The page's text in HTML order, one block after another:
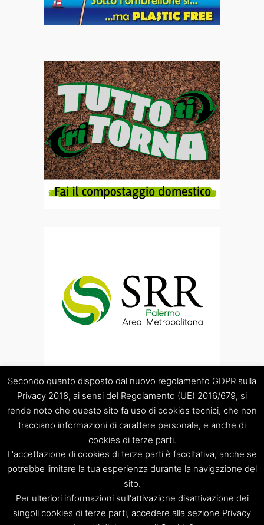
“Società Regolamentazione del servizio di gestione Rifiuti
“Palermo Area Metropolitana” S.C.p.A.
Sede legale: Palermo – Piazza Pretoria 1 – Sede amministrativa:
Palermo – Via Resuttana 360 – Capitale sociale: Euro
120.000,00
PA-309841
Secondo quanto disposto dal nuovo regolamento GDPR sulla
Privacy 2018, ai sensi del Regolamento (UE) 2016/679, si
rende noto che questo sito fa uso di cookies tecnici, che non
tracciano informazioni di carattere personale, e anche di
cookies di terze parti.
L'accettazione di cookies di terze parti è facoltativa, anche se
potrebbe limitare la tua esperienza durante la navigazione del
sito.
Per ulteriori informazioni sull'attivazione disattivazione dei
singoli cookies di terze parti, accedere alla sezione Privacy